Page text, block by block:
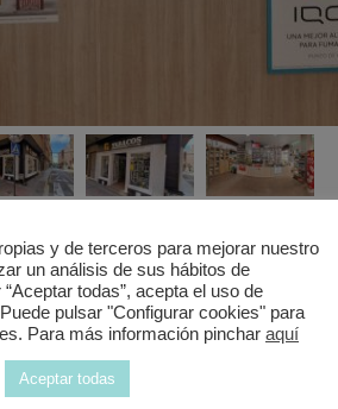
y de terceros para mejorar nuestro
un análisis de sus hábitos de
todas”, acepta el uso de
pulsar "Configurar cookies" para
Para más información pinchar aquí
Aceptar todas